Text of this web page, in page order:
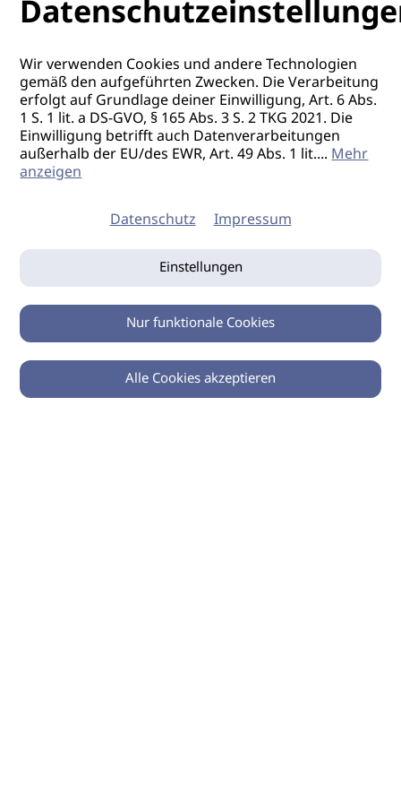
0
Wir verwenden Cookies und andere Technologien
gemäß den aufgeführten Zwecken. Die Verarbeitung
erfolgt auf Grundlage deiner Einwilligung, Art. 6 Abs.
1 S. 1 lit. a DS-GVO, § 165 Abs. 3 S. 2 TKG 2021. Die
Einwilligung betrifft auch Datenverarbeitungen
außerhalb der EU/des EWR, Art. 49 Abs. 1 lit....Mehr
anzeigen
Datenschutz Impressum
Einstellungen
Nur funktionale Cookies
Alle Cookies akzeptieren